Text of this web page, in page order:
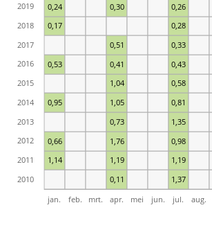
0,11 1,37
1,14 1,19 1,19
0,66 1,76 0,98
0,73 1,35
0,95 1,05 0,81
1,04 0,58
0,53 0,41 0,43
0,51 0,33
0,17 0,28
0,24 0,30 0,26
jan. feb. mrt. apr. mei jun. jul. aug.
2010
2011
2012
2013
2014
2015
2016
2017
2018
2019